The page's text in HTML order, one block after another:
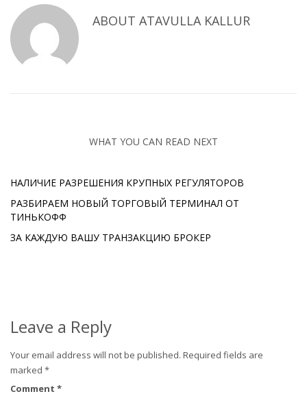
ABOUT ATAVULLA KALLUR
WHAT YOU CAN READ NEXT
НАЛИЧИЕ РАЗРЕШЕНИЯ КРУПНЫХ РЕГУЛЯТОРОВ
РАЗБИРАЕМ НОВЫЙ ТОРГОВЫЙ ТЕРМИНАЛ ОТ
ТИНЬКОФФ
ЗА КАЖДУЮ ВАШУ ТРАНЗАКЦИЮ БРОКЕР
Leave a Reply
Your email address will not be published. Required fields are
marked *
Comment *